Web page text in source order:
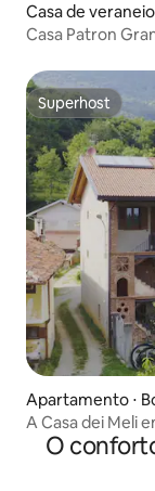
Casa de
Casa Patron
Superhost
Superhost
Apartamento ⋅
A Casa dei Meli
O